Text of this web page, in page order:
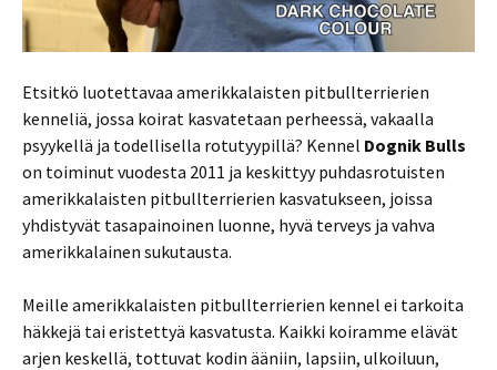
Etsitkö luotettavaa amerikkalaisten pitbullterrierien
kenneliä, jossa koirat kasvatetaan perheessä, vakaalla
psyykellä ja todellisella rotutyypillä? Kennel Dognik Bulls
on toiminut vuodesta 2011 ja keskittyy puhdasrotuisten
amerikkalaisten pitbullterrierien kasvatukseen, joissa
yhdistyvät tasapainoinen luonne, hyvä terveys ja vahva
amerikkalainen sukutausta.
Meille amerikkalaisten pitbullterrierien kennel ei tarkoita
häkkejä tai eristettyä kasvatusta. Kaikki koiramme elävät
arjen keskellä, tottuvat kodin ääniin, lapsiin, ulkoiluun,